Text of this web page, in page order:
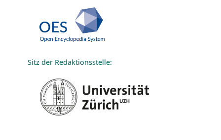
Sitz der Redaktionsstelle: